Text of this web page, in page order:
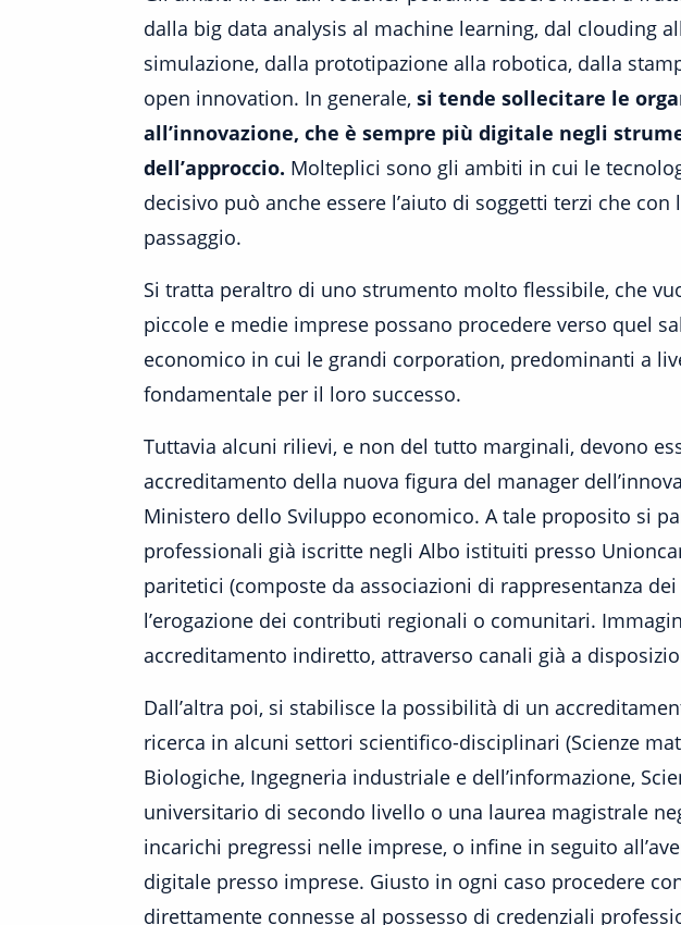
dalla big data analysis al machine learning, dal clouding
simulazione, dalla prototipazione alla robotica, dalla
open innovation. In generale, si tende sollecitare le
all’innovazione, che è sempre più digitale negli
dell’approccio. Molteplici sono gli ambiti in cui le
decisivo può anche essere l’aiuto di soggetti terzi che
passaggio.
Si tratta peraltro di uno strumento molto flessibile, che
piccole e medie imprese possano procedere verso quel
economico in cui le grandi corporation, predominanti a
fondamentale per il loro successo.
Tuttavia alcuni rilievi, e non del tutto marginali, devono
accreditamento della nuova figura del manager
Ministero dello Sviluppo economico. A tale proposito si
professionali già iscritte negli Albo istituiti presso
paritetici (composte da associazioni di rappresentanza
l’erogazione dei contributi regionali o comunitari.
accreditamento indiretto, attraverso canali già a
Dall’altra poi, si stabilisce la possibilità di un
ricerca in alcuni settori scientifico-disciplinari (Scienze
Biologiche, Ingegneria industriale e dell’informazione,
universitario di secondo livello o una laurea magistrale
incarichi pregressi nelle imprese, o infine in seguito
digitale presso imprese. Giusto in ogni caso procedere
direttamente connesse al possesso di credenziali